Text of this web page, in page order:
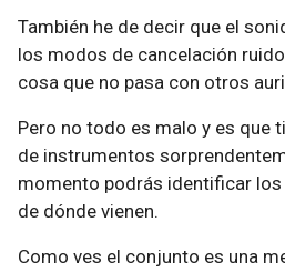
También he de decir que el
los modos de cancelación ruido
cosa que no pasa con otros
Pero no todo es malo y es que
de instrumentos
momento podrás identificar
de dónde vienen.
Como ves el conjunto es una